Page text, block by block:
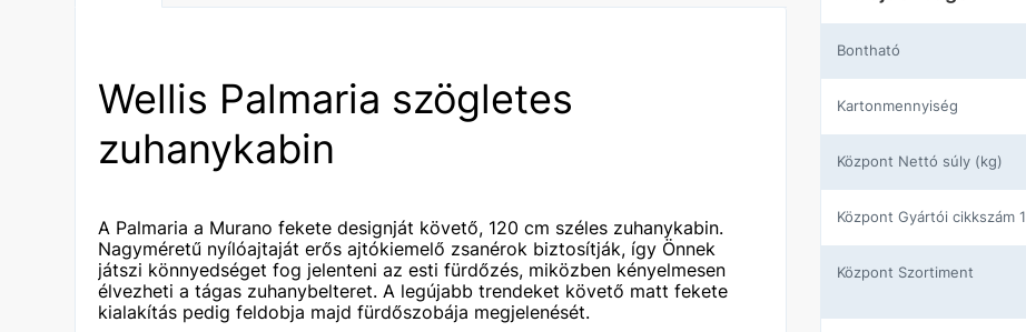
Wellis Palmaria szögletes
zuhanykabin
A Palmaria a Murano fekete designját követő, 120 cm széles zuhanykabin.
Nagyméretű nyílóajtaját erős ajtókiemelő zsanérok biztosítják, így Önnek
játszi könnyedséget fog jelenteni az esti fürdőzés, miközben kényelmesen
élvezheti a tágas zuhanybelteret. A legújabb trendeket követő matt fekete
kialakítás pedig feldobja majd fürdőszobája megjelenését.
Bontható
Kartonmennyiség
központ Nettó súly (kg)
központ Gyártói cikkszám 1
központ Szortiment